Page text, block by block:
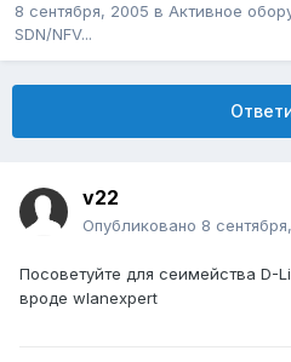
8 сентября, 2005 в Активное
SDN/NFV...
v22
Опубликовано 8
Посоветуйте для сеимейства D-
вроде wlanexpert